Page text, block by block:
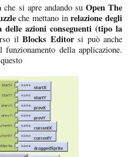
che si apre andando suOpen The
che mettano inrelazione degli
azioni conseguenti (tipo la
il Blocks Editorsi può anche
della applicazione.